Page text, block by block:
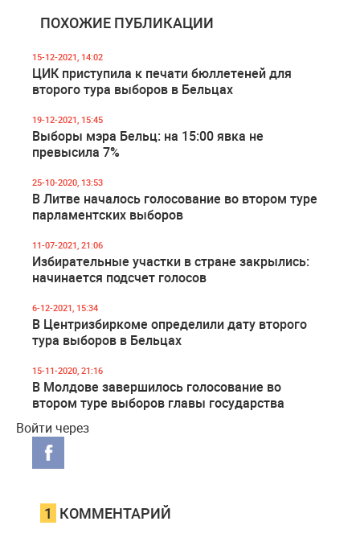
ПОХОЖИЕ ПУБЛИКАЦИИ
15-12-2021, 14:02
ЦИК приступила к печати бюллетеней для
второго тура выборов в Бельцах
19-12-2021, 15:45
Выборы мэра Бельц: на 15:00 явка не
превысила 7%
25-10-2020, 13:53
В Литве началось голосование во втором туре
парламентских выборов
11-07-2021, 21:06
Избирательные участки в стране закрылись:
начинается подсчет голосов
6-12-2021, 15:34
В Центризбиркоме определили дату второго
тура выборов в Бельцах
15-11-2020, 21:16
В Молдове завершилось голосование во
втором туре выборов главы государства
Войти через
1 КОММЕНТАРИЙ